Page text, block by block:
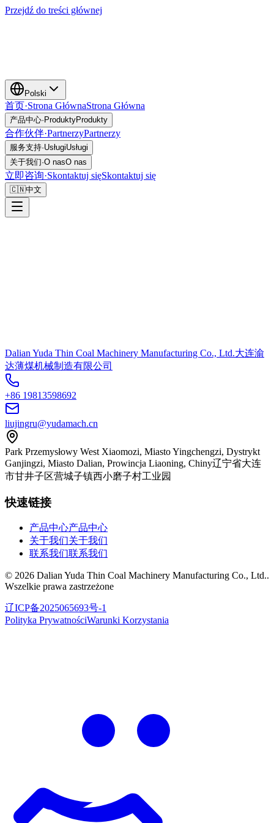
Przejdź do treści głównej
Polski
首页·Strona GłównaStrona Główna
产品中心· ProduktyProdukty
合作伙伴·PartnerzyPartnerzy
服务支持·UsługiUsługi
关于我们·O nasO nas
立即咨询·Skontaktuj sięSkontaktuj się
🇨🇳中文
Dalian Yuda Thin Coal Machinery Manufacturing Co., Ltd.大连渝
达薄煤机械制造有限公司
+86 19813598692
liujingru@yudamach.cn
Park Przemysłowy West Xiaomozi, Miasto Yingchengzi, Dystrykt
Ganjingzi, Miasto Dalian, Prowincja Liaoning, Chiny辽宁省大连
市甘井子区营城子镇西小磨子村工业园
快速链接
产品中心产品中心
关于我们关于我们
联系我们联系我们
© 2026 Dalian Yuda Thin Coal Machinery Manufacturing Co., Ltd..
Wszelkie prawa zastrzeżone
辽ICP备2025065693号-1
Polityka PrywatnościWarunki Korzystania